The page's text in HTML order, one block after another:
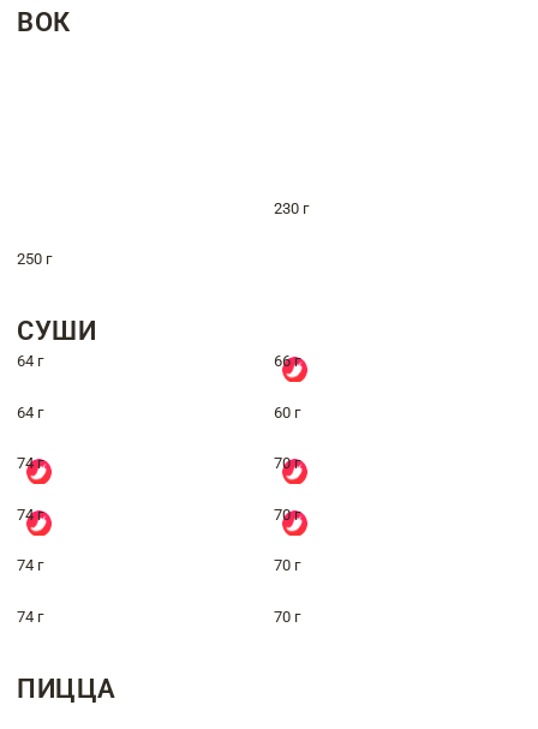
ВОК
230 г
250 г
СУШИ
64 г 66 г
64 г 60 г
74 г 70 г
74 г 70 г
74 г 70 г
74 г 70 г
ПИЦЦА